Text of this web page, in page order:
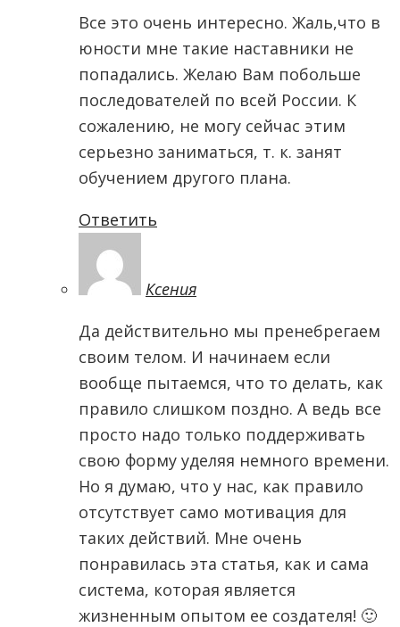
Все это очень интересно. Жаль,что в
юности мне такие наставники не
попадались. Желаю Вам побольше
последователей по всей России. К
сожалению, не могу сейчас этим
серьезно заниматься, т. к. занят
обучением другого плана.
Ответить
Ксения
Да действительно мы пренебрегаем
своим телом. И начинаем если
вообще пытаемся, что то делать, как
правило слишком поздно. А ведь все
просто надо только поддерживать
свою форму уделяя немного времени.
Но я думаю, что у нас, как правило
отсутствует само мотивация для
таких действий. Мне очень
понравилась эта статья, как и сама
система, которая является
жизненным опытом ее создателя! 🙂